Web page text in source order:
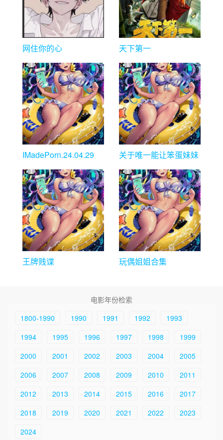
网住你的心 天下第一
IMadePorn.24.04.29
关于唯一能让笨蛋妹妹
王牌贱谍 玩偶姐姐合集
电影年份检索
1800-1990
1990 1991 1992
1993
1994
1995 1996 1997 1998
1999
2000
2001 2002 2003 2004
2005
2006
2007 2008 2009 2010
2011
2012
2013 2014 2015 2016
2017
2018
2019 2020 2021 2022
2023
2024